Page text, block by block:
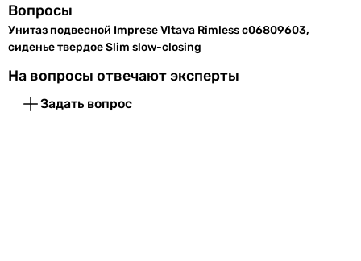
безободковый унитаз (Rimless)
безободковый унитаз (Rimless)
Дополнительные функции и технологии
Вопросы
Унитаз подвесной Imprese Vltava Rimless c06809603,
сиденье твердое Slim slow-closing
На вопросы отвечают эксперты
Задать вопрос